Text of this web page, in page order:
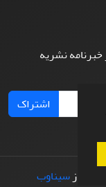
نشریه
اشتراک
سازی ازسیناوب